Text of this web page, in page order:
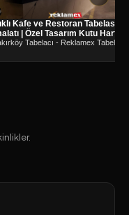
Kafe ve Restoran Tabelası
| Özel Tasarım Kutu Harf
Tabelacı - Reklamex